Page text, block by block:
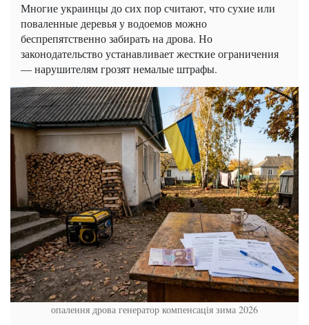
Многие украинцы до сих пор считают, что сухие или
поваленные деревья у водоемов можно
беспрепятственно забирать на дрова. Но
законодательство устанавливает жесткие ограничения
— нарушителям грозят немалые штрафы.
опалення дрова генератор компенсація зима 2026